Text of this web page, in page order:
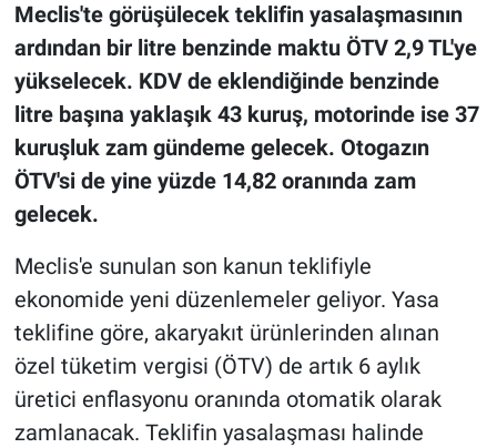
Meclis'te görüşülecek teklifin yasalaşmasının
ardından bir litre benzinde maktu ÖTV 2,9 TL'ye
yükselecek. KDV de eklendiğinde benzinde
litre başına yaklaşık 43 kuruş, motorinde ise 37
kuruşluk zam gündeme gelecek. Otogazın
ÖTV'si de yine yüzde 14,82 oranında zam
gelecek.
Meclis'e sunulan son kanun teklifiyle
ekonomide yeni düzenlemeler geliyor. Yasa
teklifine göre, akaryakıt ürünlerinden alınan
özel tüketim vergisi (ÖTV) de artık 6 aylık
üretici enflasyonu oranında otomatik olarak
zamlanacak. Teklifin yasalaşması halinde